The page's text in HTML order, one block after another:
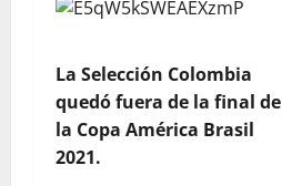
La Selección Colombia
quedó fuera de la final de
la Copa América Brasil
2021.